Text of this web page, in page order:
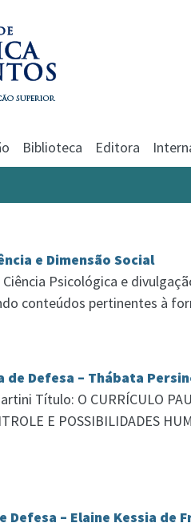
Biblioteca Editora
e Dimensão Social
Psicológica e
conteúdos pertinentes à
de Defesa – Thábata
Título: O CURRÍCULO
E POSSIBILIDADES
Defesa – Elaine Kessia de